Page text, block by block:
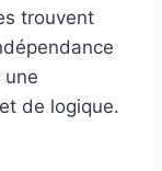
trouvent
de logique.